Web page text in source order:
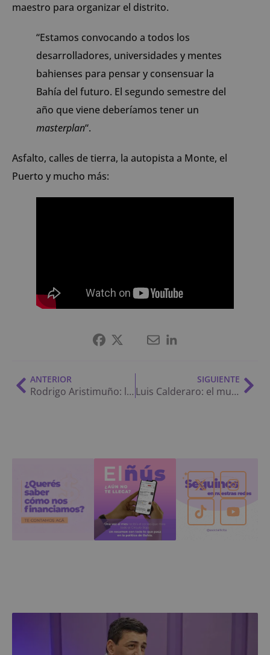
maestro para organizar el distrito.
“Estamos convocando a todos los
desarrolladores, universidades y mentes
bahienses para pensar y consensuar la
Bahía del futuro. El segundo semestre del
año que viene deberíamos tener un
masterplan“.
Asfalto, calles de tierra, la autopista a Monte, el
Puerto y mucho más:
ANTERIOR
Rodrigo Aristimuño: la unión Punta Alta-Bahía, cómo la Sexta se puso peronista tras la “hepatitis” y más
SIGUIENTE
Luis Calderaro: el mundial que “le debían” a Susbielles, la búsqueda de consensos para transformar Bahía y más
El exsecretario del gobierno de Gay contó cómo fue
que lo hicieron salir, así como también la forma en
la que volvió al ruedo rápidamente.